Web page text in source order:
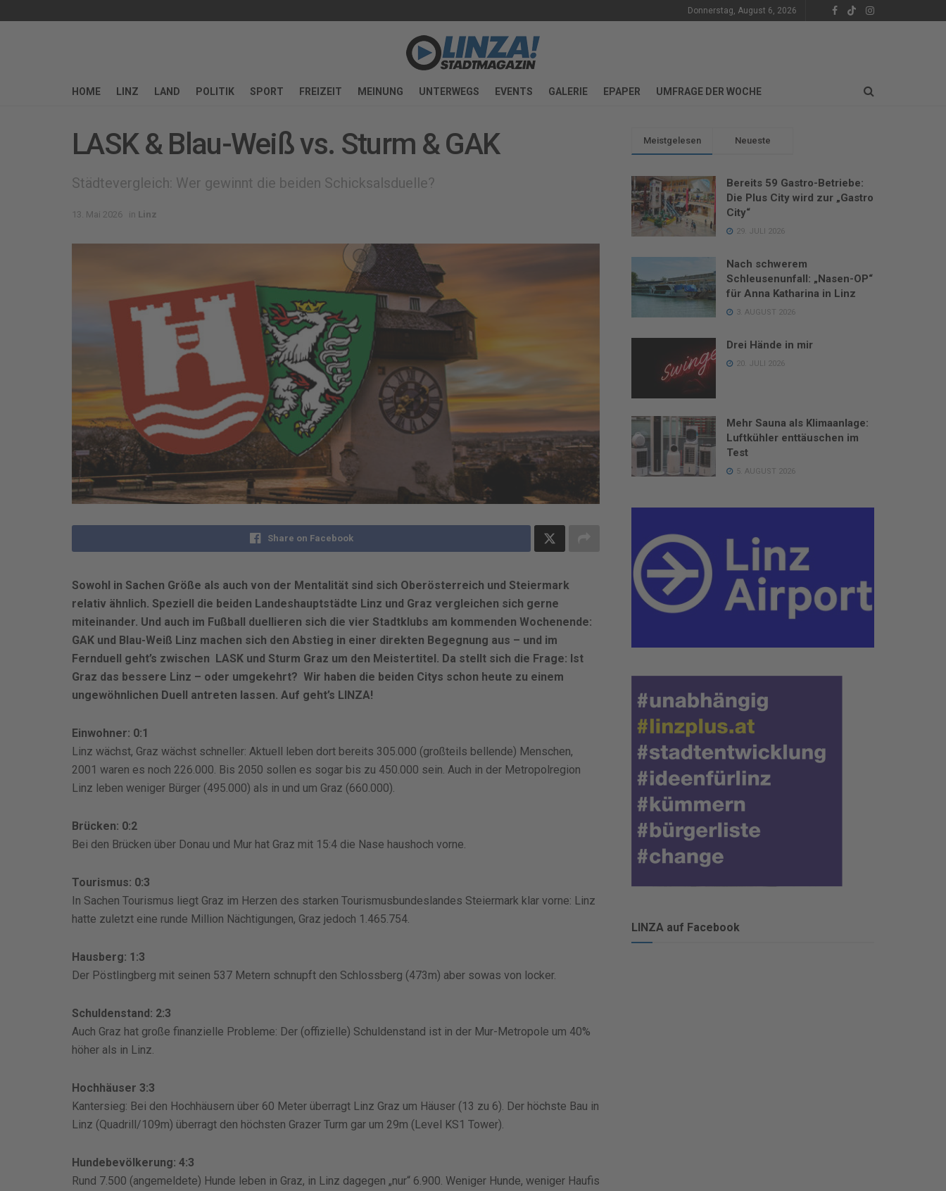
Donnerstag, August 6, 2026
HOME LINZ LAND POLITIK SPORT FREIZEIT MEINUNG UNTERWEGS EVENTS GALERIE EPAPER UMFRAGE DER WOCHE
LASK & Blau-Weiß vs. Sturm & GAK
Städtevergleich: Wer gewinnt die beiden Schicksalsduelle?
13. Mai 2026 in Linz
Share on Facebook
Sowohl in Sachen Größe als auch von der Mentalität sind sich Oberösterreich und Steiermark
relativ ähnlich. Speziell die beiden Landeshauptstädte Linz und Graz vergleichen sich gerne
miteinander. Und auch im Fußball duellieren sich die vier Stadtklubs am kommenden Wochenende:
GAK und Blau-Weiß Linz machen sich den Abstieg in einer direkten Begegnung aus – und im
Fernduell geht’s zwischen LASK und Sturm Graz um den Meistertitel. Da stellt sich die Frage: Ist
Graz das bessere Linz – oder umgekehrt? Wir haben die beiden Citys schon heute zu einem
ungewöhnlichen Duell antreten lassen. Auf geht’s LINZA!
Einwohner: 0:1
Linz wächst, Graz wächst schneller: Aktuell leben dort bereits 305.000 (großteils bellende) Menschen,
2001 waren es noch 226.000. Bis 2050 sollen es sogar bis zu 450.000 sein. Auch in der Metropolregion
Linz leben weniger Bürger (495.000) als in und um Graz (660.000).
Brücken: 0:2
Bei den Brücken über Donau und Mur hat Graz mit 15:4 die Nase haushoch vorne.
Tourismus: 0:3
In Sachen Tourismus liegt Graz im Herzen des starken Tourismusbundeslandes Steiermark klar vorne: Linz
hatte zuletzt eine runde Million Nächtigungen, Graz jedoch 1.465.754.
Hausberg: 1:3
Der Pöstlingberg mit seinen 537 Metern schnupft den Schlossberg (473m) aber sowas von locker.
Schuldenstand: 2:3
Auch Graz hat große finanzielle Probleme: Der (offizielle) Schuldenstand ist in der Mur-Metropole um 40%
höher als in Linz.
Hochhäuser 3:3
Kantersieg: Bei den Hochhäusern über 60 Meter überragt Linz Graz um Häuser (13 zu 6). Der höchste Bau in
Linz (Quadrill/109m) überragt den höchsten Grazer Turm gar um 29m (Level KS1 Tower).
Hundebevölkerung: 4:3
Rund 7.500 (angemeldete) Hunde leben in Graz, in Linz dagegen „nur“ 6.900. Weniger Hunde, weniger Haufis
Meistgelesen Neueste
Bereits 59 Gastro-Betriebe:
Die Plus City wird zur „Gastro
City“
29. JULI 2026
Nach schwerem
Schleusenunfall: „Nasen-OP“
für Anna Katharina in Linz
3. AUGUST 2026
Drei Hände in mir
20. JULI 2026
Mehr Sauna als Klimaanlage:
Luftkühler enttäuschen im
Test
5. AUGUST 2026
LINZA auf Facebook